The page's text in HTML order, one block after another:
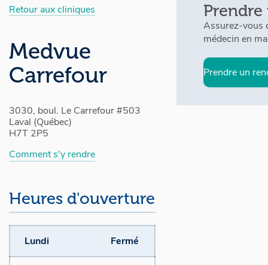
Retour aux cliniques
Medvue
Carrefour
3030, boul. Le Carrefour #503
Laval (Québec)
H7T 2P5
Comment s'y rendre
Heures d'ouverture
Lundi Fermé
Assurez-vous
médecin en
Prendre un